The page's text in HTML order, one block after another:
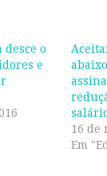
o
e
16 de
Em